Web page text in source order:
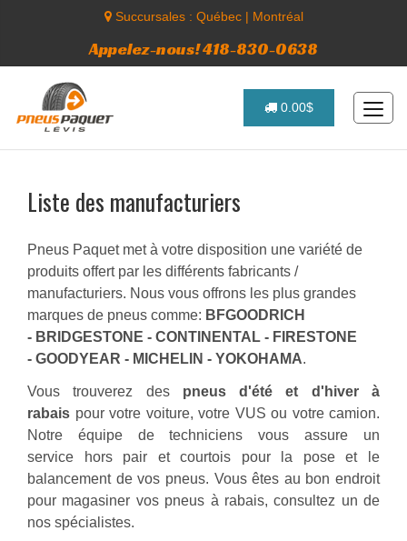
Succursales : Québec| Montréal
Appelez-nous! 418-830-0638
0.00$
Liste des manufacturiers
Pneus Paquet met à votre disposition une variété de
produits offert par les différents fabricants /
manufacturiers. Nous vous offrons les plus grandes
marques de pneus comme: BFGOODRICH
- BRIDGESTONE - CONTINENTAL - FIRESTONE
- GOODYEAR - MICHELIN - YOKOHAMA.
Vous trouverez des pneus d'été et d'hiver à
rabais pour votre voiture, votre VUS ou votre camion.
Notre équipe de techniciens vous assure un
service hors pair et courtois pour la pose et le
balancement de vos pneus. Vous êtes au bon endroit
pour magasiner vos pneus à rabais, consultez un de
nos spécialistes.